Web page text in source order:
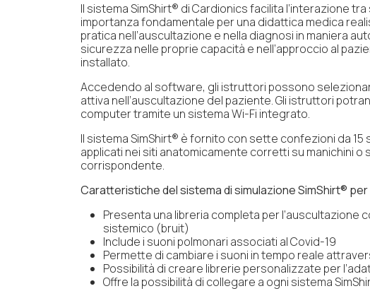
Il sistema SimShirt® di Cardionics facilita l’interazione
importanza fondamentale per una didattica medica
pratica nell’auscultazione e nella diagnosi in maniera
sicurezza nelle proprie capacità e nell’approccio al
installato.
Accedendo al software, gli istruttori possono
attiva nell’auscultazione del paziente. Gli istruttori
computer tramite un sistema Wi-Fi integrato.
Il sistema SimShirt® è fornito con sette confezioni da
applicati nei siti anatomicamente corretti su manichini
corrispondente.
Caratteristiche del sistema di simulazione SimShirt®
Presenta una libreria completa per l’auscultazione
sistemico (bruit)
Include i suoni polmonari associati al Covid-19
Permette di cambiare i suoni in tempo reale
Possibilità di creare librerie personalizzate per
Offre la possibilità di collegare a ogni sistema